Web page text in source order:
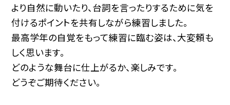
より自然に動いたり、台詞を言ったりするために気を
付けるポイントを共有しながら練習しました。
最高学年の自覚をもって練習に臨む姿は、大変頼も
しく思います。
どのような舞台に仕上がるか、楽しみです。
どうぞご期待ください。